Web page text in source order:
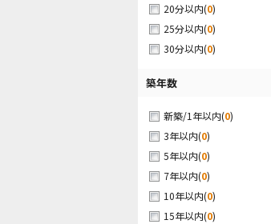
20分以内(0)
25分以内(0)
30分以内(0)
築年数
新築/1年以内(0)
3年以内(0)
5年以内(0)
7年以内(0)
10年以内(0)
15年以内(0)